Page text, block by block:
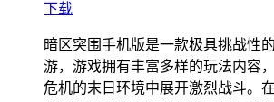
下载
暗区突围手机版是一款极具挑战性
游，游戏拥有丰富多样的玩法内容
危机的末日环境中展开激烈战斗。